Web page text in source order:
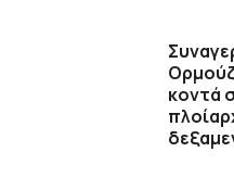
κοντά